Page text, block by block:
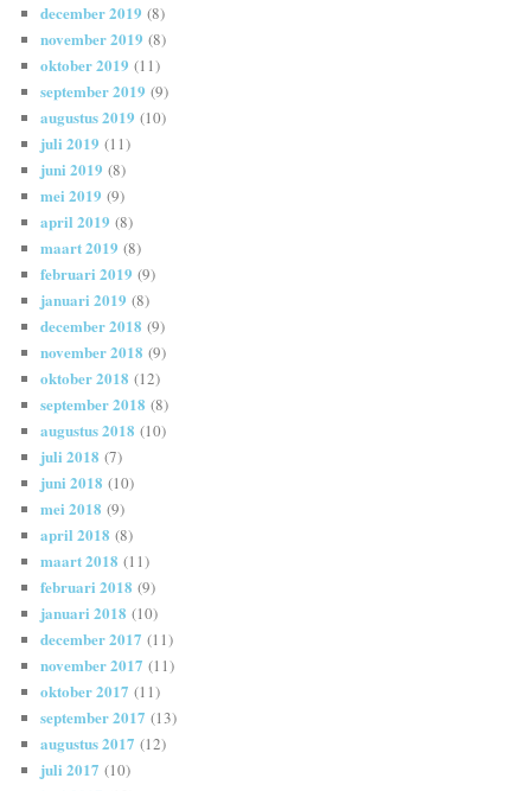
december 2019 (8)
november 2019 (8)
oktober 2019 (11)
september 2019 (9)
augustus 2019 (10)
juli 2019 (11)
juni 2019 (8)
mei 2019 (9)
april 2019 (8)
maart 2019 (8)
februari 2019 (9)
januari 2019 (8)
december 2018 (9)
november 2018 (9)
oktober 2018 (12)
september 2018 (8)
augustus 2018 (10)
juli 2018 (7)
juni 2018 (10)
mei 2018 (9)
april 2018 (8)
maart 2018 (11)
februari 2018 (9)
januari 2018 (10)
december 2017 (11)
november 2017 (11)
oktober 2017 (11)
september 2017 (13)
augustus 2017 (12)
juli 2017 (10)